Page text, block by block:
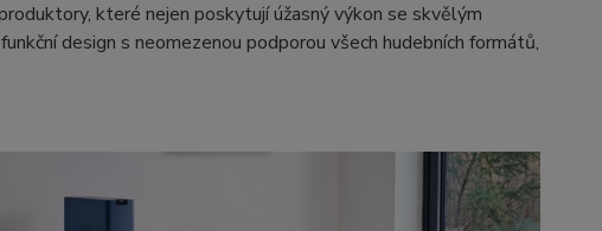
které nejen poskytují úžasný výkon se skvělým
design s neomezenou podporou všech hudebních formátů,